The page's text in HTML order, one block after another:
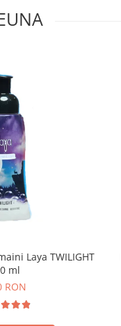
Laya TWILIGHT
ml
RON